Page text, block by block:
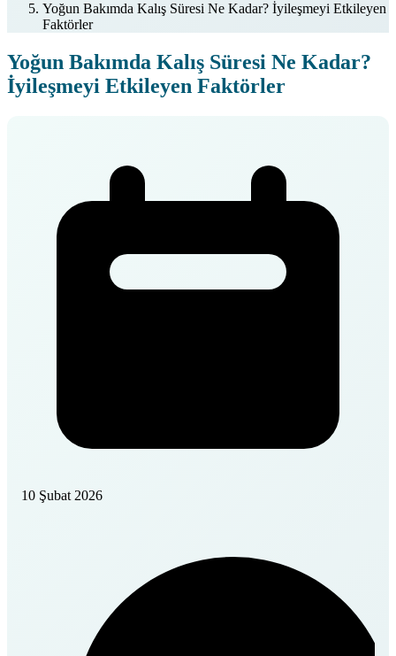
Yoğun Bakımda Kalış Süresi Ne Kadar? İyileşmeyi Etkileyen
Faktörler
Yoğun Bakımda Kalış Süresi Ne Kadar?
İyileşmeyi Etkileyen Faktörler
10 Şubat 2026